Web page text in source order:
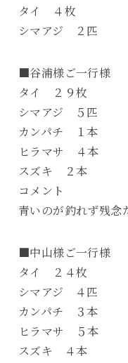
タイ ４枚
シマアジ ２匹
■谷浦様ご一行様
タイ ２９枚
シマアジ ５匹
カンパチ １本
ヒラマサ ４本
スズキ ２本
コメント
青いのが釣れず残念
■中山様ご一行様
タイ ２４枚
シマアジ ４匹
カンパチ ３本
ヒラマサ ５本
スズキ ４本